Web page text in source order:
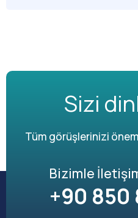
Sizi
Tüm görüşlerinizi
Bizimle
+90 850